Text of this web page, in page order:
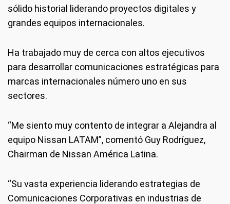
sólido historial liderando proyectos digitales y
grandes equipos internacionales.
Ha trabajado muy de cerca con altos ejecutivos
para desarrollar comunicaciones estratégicas para
marcas internacionales número uno en sus
sectores.
“Me siento muy contento de integrar a Alejandra al
equipo Nissan LATAM”, comentó Guy Rodríguez,
Chairman de Nissan América Latina.
“Su vasta experiencia liderando estrategias de
Comunicaciones Corporativas en industrias de